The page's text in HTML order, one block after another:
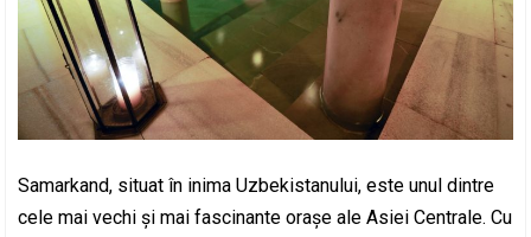
Samarkand, situat în inima Uzbekistanului, este unul dintre
cele mai vechi și mai fascinante orașe ale Asiei Centrale. Cu